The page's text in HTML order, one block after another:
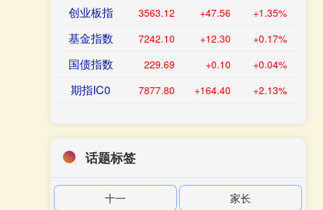
创业板指 3563.12 +47.56 +1.35%
基金指数 7242.10 +12.30 +0.17%
国债指数 229.69 +0.10 +0.04%
期指IC0 7877.80 +164.40 +2.13%
话题标签
十一 家长